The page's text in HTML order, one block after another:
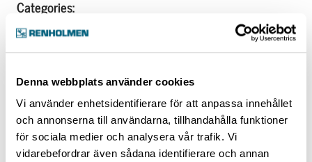
Denna webbplats använder cookies
Vi använder enhetsidentifierare för att anpassa innehållet
och annonserna till användarna, tillhandahålla funktioner
för sociala medier och analysera vår trafik. Vi
vidarebefordrar även sådana identifierare och annan
Categories:
After Sales
Upgrading
Electric Drive Sticker Frame